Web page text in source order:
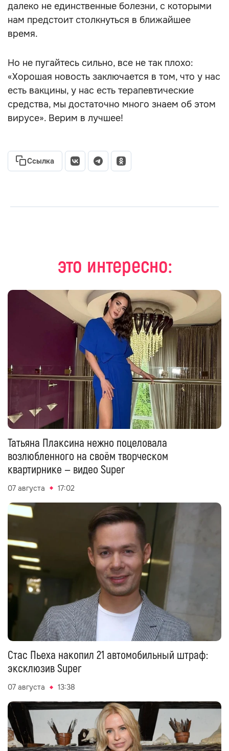
далеко не единственные болезни, с которыми
нам предстоит столкнуться в ближайшее
время.
Но не пугайтесь сильно, все не так плохо:
«Хорошая новость заключается в том, что у нас
есть вакцины, у нас есть терапевтические
средства, мы достаточно много знаем об этом
вирусе». Верим в лучшее!
Ссылка
это интересно:
Татьяна Плаксина нежно поцеловала
возлюбленного на своём творческом
квартирнике — видео Super
07 августа 17:02
Стас Пьеха накопил 21 автомобильный штраф:
эксклюзив Super
07 августа 13:38